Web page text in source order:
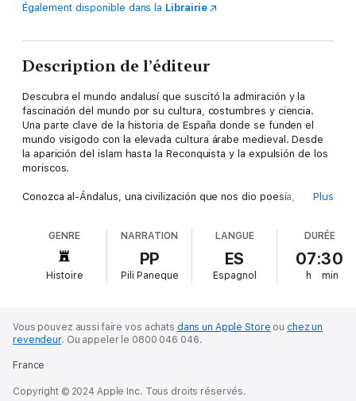
Également disponible dans la Librairie
Description de l’éditeur
Descubra el mundo andalusí que suscitó la admiración y la
fascinación del mundo por su cultura, costumbres y ciencia.
Una parte clave de la historia de España donde se funden el
mundo visigodo con la elevada cultura árabe medieval. Desde
la aparición del islam hasta la Reconquista y la expulsión de los
moriscos.
Conozca al-Ándalus, una civilización que nos dio poesía,
dejó invadir. El mundo andalusí suscitó la admiración y la
fascinación de los países occidentales y orientales que
acudieron al olor de sus perfumes. El mundo árabe despertó
en el siglo VII a la voz de Mahoma, que aglutinó los pueblos de
La historia de al-Ándalus es una etapa de la historia de España
elevada cultura árabe medieval. De ambos pueblos hemos
independentistas que, de una u otra forma, nos mueven.
Plus
GENRE
Histoire
NARRATION
PP
Pili Paneque
LANGUE
ES
Espagnol
DURÉE
07:30
h min
Vous pouvez aussi faire vos achats dans un Apple Store ou chez un
revendeur. Ou appeler le 0800 046 046.
France
Copyright © 2024 Apple Inc. Tous droits réservés.